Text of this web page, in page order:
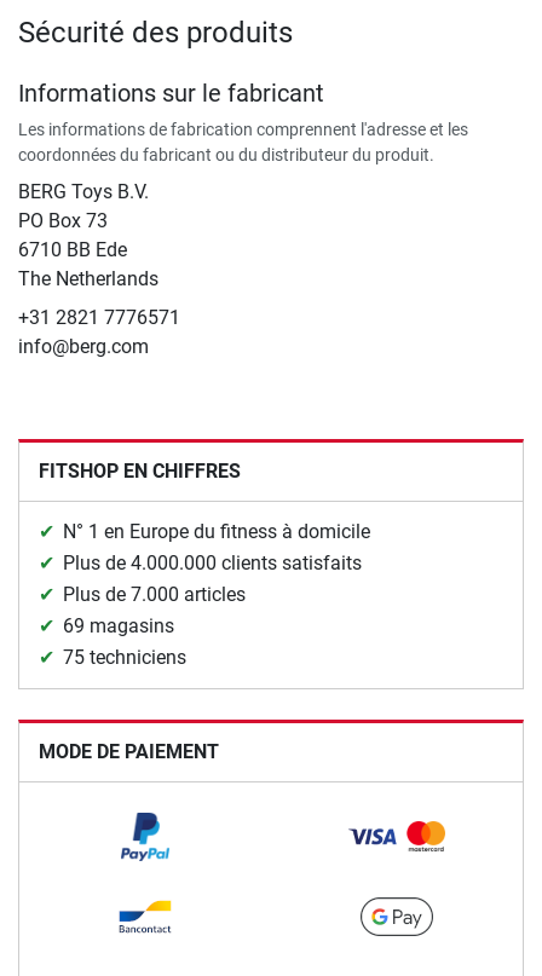
Sécurité des produits
Informations sur le fabricant
Les informations de fabrication comprennent l'adresse et les
coordonnées du fabricant ou du distributeur du produit.
BERG Toys B.V.
​PO Box 73
6710 BB Ede
The Netherlands
+31 2821 7776571
info@berg.com
FITSHOP EN CHIFFRES
N° 1 en Europe du fitness à domicile
Plus de 4.000.000 clients satisfaits
Plus de 7.000 articles
69 magasins
75 techniciens
MODE DE PAIEMENT